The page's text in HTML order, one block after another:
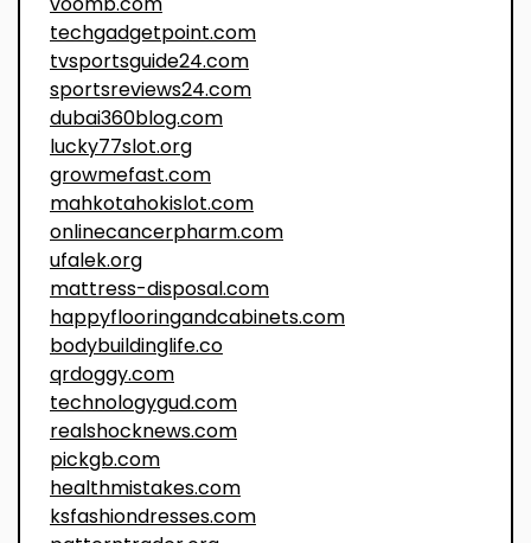
techgadgetpoint.com
tvsportsguide24.com
sportsreviews24.com
dubai360blog.com
lucky77slot.org
growmefast.com
mahkotahokislot.com
onlinecancerpharm.com
ufalek.org
mattress-disposal.com
happyflooringandcabinets.com
bodybuildinglife.co
qrdoggy.com
technologygud.com
realshocknews.com
pickgb.com
healthmistakes.com
ksfashiondresses.com